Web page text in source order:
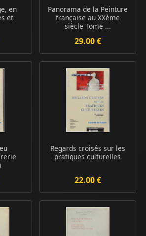
en
et
Panorama de la Peinture
française au XXème
siècle Tome ...
29.00 €
Regards croisés sur les
pratiques culturelles
22.00 €